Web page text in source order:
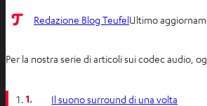
Redazione Blog TeufelUltimo
Per la nostra serie di articoli sui codec audio,
1. Il suono surround di una volta